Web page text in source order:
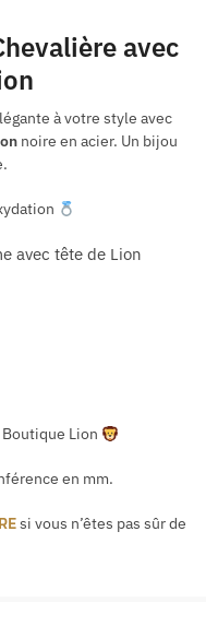
avec
à votre style avec
noire en acier. Un bijou
avec tête de Lion
Boutique Lion
en mm.
si vous n’êtes pas sûr de